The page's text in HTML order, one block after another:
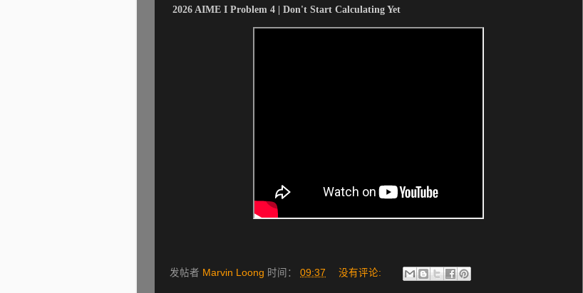
2026 AIME I Problem 4 | Don't Start Calculating Yet
发帖者 Marvin Loong 时间： 09:37 没有评论: